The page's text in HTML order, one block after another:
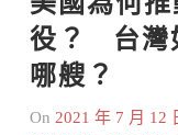
役？   台灣
哪艘？
On 2021 年 7 月 12